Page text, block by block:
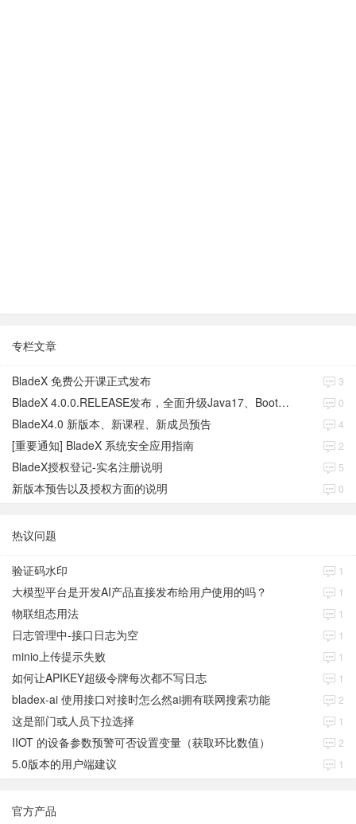
专栏文章
BladeX 免费公开课正式发布 3
BladeX 4.0.0.RELEASE发布，全面升级Java17、Boot3、Cloud2023 0
BladeX4.0 新版本、新课程、新成员预告 4
[重要通知] BladeX 系统安全应用指南 2
BladeX授权登记-实名注册说明 5
新版本预告以及授权方面的说明 0
热议问题
验证码水印 1
大模型平台是开发AI产品直接发布给用户使用的吗？ 1
物联组态用法 1
日志管理中-接口日志为空 1
minio上传提示失败 1
如何让APIKEY超级令牌每次都不写日志 1
bladex-ai 使用接口对接时怎么然ai拥有联网搜索功能 2
这是部门或人员下拉选择 1
IIOT 的设备参数预警可否设置变量（获取环比数值） 2
5.0版本的用户端建议 1
官方产品